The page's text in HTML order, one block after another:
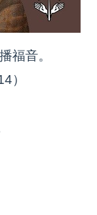
福音。
）